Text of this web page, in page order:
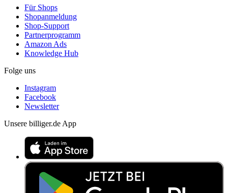
Für Shops
Shopanmeldung
Shop-Support
Partnerprogramm
Amazon Ads
Knowledge Hub
Folge uns
Instagram
Facebook
Newsletter
Unsere billiger.de App